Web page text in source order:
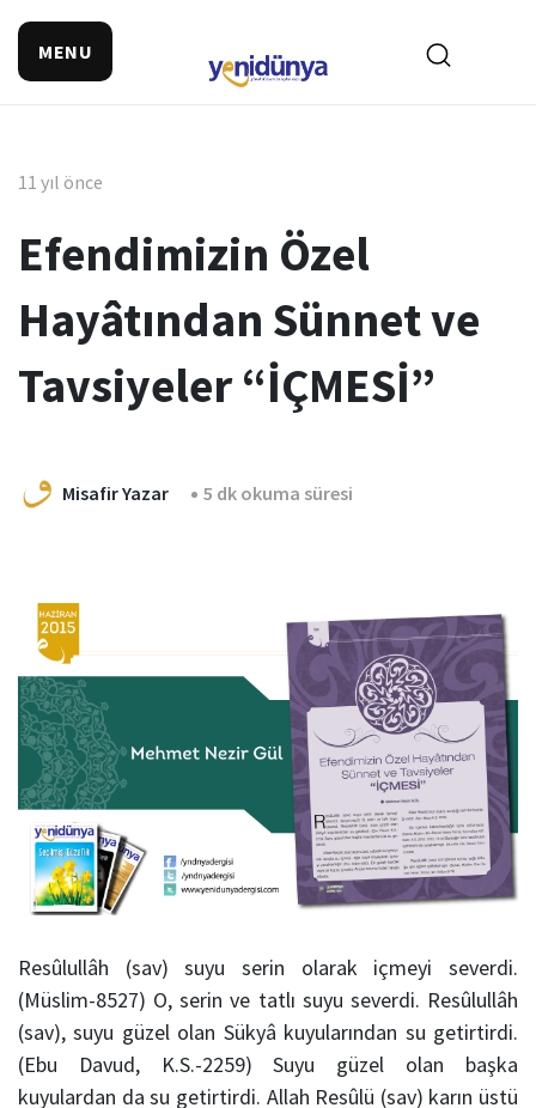
MENU
11 yıl önce
Efendimizin Özel
Hayâtından Sünnet ve
Tavsiyeler “İÇMESİ”
Misafir Yazar 5 dk okuma süresi
Resûlullâh (sav) suyu serin olarak içmeyi severdi.
(Müslim-8527) O, serin ve tatlı suyu severdi. Resûlullâh
(sav), suyu güzel olan Sükyâ kuyularından su getirtirdi.
(Ebu Davud, K.S.-2259) Suyu güzel olan başka
kuyulardan da su getirtirdi. Allah Resûlü (sav) karın üstü